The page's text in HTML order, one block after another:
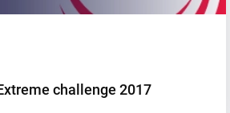
challenge 2017